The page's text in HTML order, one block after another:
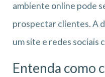
ambiente online pode
prospectar clientes. A
um site e redes sociais
Entenda como